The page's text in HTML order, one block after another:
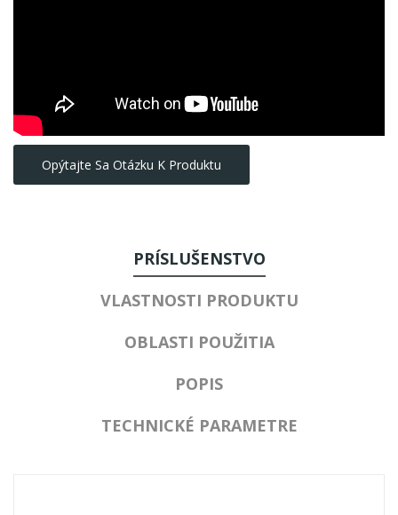
Opýtajte Sa Otázku K Produktu
PRÍSLUŠENSTVO
VLASTNOSTI PRODUKTU
OBLASTI POUŽITIA
POPIS
TECHNICKÉ PARAMETRE